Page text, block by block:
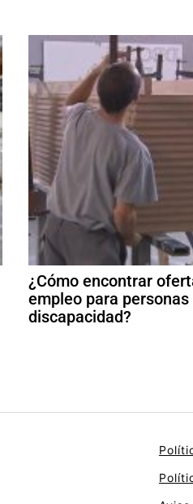
¿Cómo encontrar
empleo para personas
discapacidad?